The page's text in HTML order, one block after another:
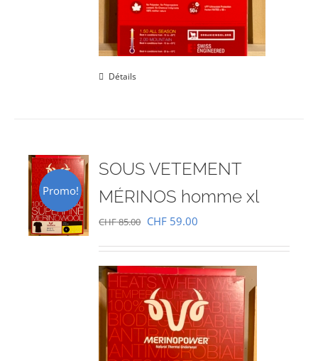
Détails
Promo!
SOUS VETEMENT
MÉRINOS homme xl
CHF85.00 Le
initial
était :
CHF 85.00.
CHF 59.00
actuel
est :
CHF 59.00.